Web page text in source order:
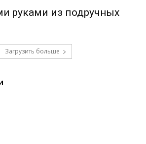
руками из подручных
Загрузить больше